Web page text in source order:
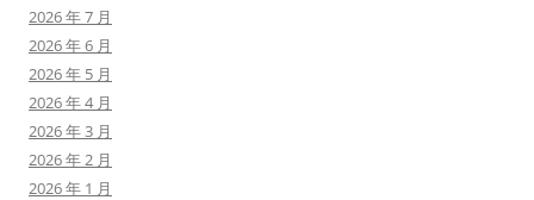
2026 年 7 月
2026 年 6 月
2026 年 5 月
2026 年 4 月
2026 年 3 月
2026 年 2 月
2026 年 1 月